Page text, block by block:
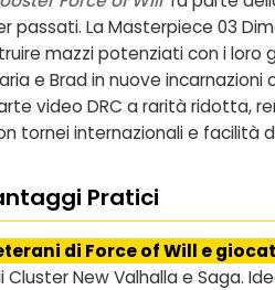
passati. La Masterpiece 03
mazzi potenziati con i loro
e Brad in nuove
video DRC a rarità ridotta,
tornei internazionali e facilità
Pratici
di Force of Will e
Cluster New Valhalla e Saga.